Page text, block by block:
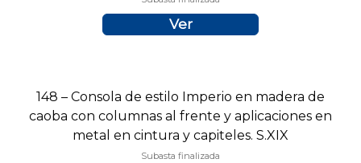
Ver
148 – Consola de estilo Imperio en madera de
caoba con columnas al frente y aplicaciones en
metal en cintura y capiteles. S.XIX
Subasta finalizada